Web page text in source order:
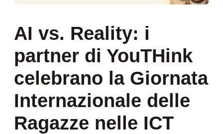
AI vs. Reality: i
partner di YouTHink
celebrano la Giornata
Internazionale delle
Ragazze nelle ICT